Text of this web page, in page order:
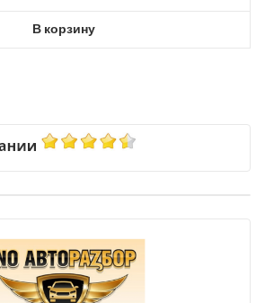
В корзину